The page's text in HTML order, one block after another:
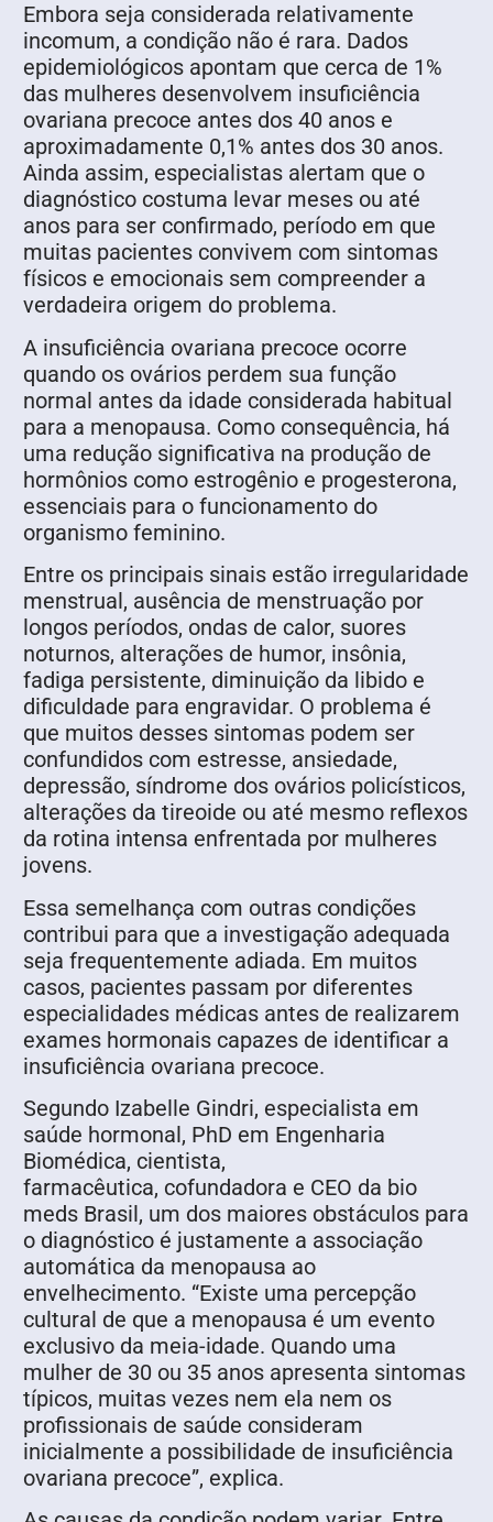
Embora seja considerada relativamente
incomum, a condição não é rara. Dados
epidemiológicos apontam que cerca de 1%
das mulheres desenvolvem insuficiência
ovariana precoce antes dos 40 anos e
aproximadamente 0,1% antes dos 30 anos.
Ainda assim, especialistas alertam que o
diagnóstico costuma levar meses ou até
anos para ser confirmado, período em que
muitas pacientes convivem com sintomas
físicos e emocionais sem compreender a
verdadeira origem do problema.
A insuficiência ovariana precoce ocorre
quando os ovários perdem sua função
normal antes da idade considerada habitual
para a menopausa. Como consequência, há
uma redução significativa na produção de
hormônios como estrogênio e progesterona,
essenciais para o funcionamento do
organismo feminino.
Entre os principais sinais estão irregularidade
menstrual, ausência de menstruação por
longos períodos, ondas de calor, suores
noturnos, alterações de humor, insônia,
fadiga persistente, diminuição da libido e
dificuldade para engravidar. O problema é
que muitos desses sintomas podem ser
confundidos com estresse, ansiedade,
depressão, síndrome dos ovários policísticos,
alterações da tireoide ou até mesmo reflexos
da rotina intensa enfrentada por mulheres
jovens.
Essa semelhança com outras condições
contribui para que a investigação adequada
seja frequentemente adiada. Em muitos
casos, pacientes passam por diferentes
especialidades médicas antes de realizarem
exames hormonais capazes de identificar a
insuficiência ovariana precoce.
Segundo Izabelle Gindri, especialista em
saúde hormonal, PhD em Engenharia
Biomédica, cientista,
farmacêutica, cofundadora e CEO da bio
meds Brasil, um dos maiores obstáculos para
o diagnóstico é justamente a associação
automática da menopausa ao
envelhecimento. “Existe uma percepção
cultural de que a menopausa é um evento
exclusivo da meia-idade. Quando uma
mulher de 30 ou 35 anos apresenta sintomas
típicos, muitas vezes nem ela nem os
profissionais de saúde consideram
inicialmente a possibilidade de insuficiência
ovariana precoce”, explica.